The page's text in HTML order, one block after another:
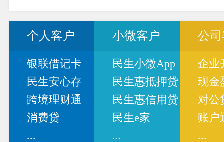
个人客户
银联借记卡
民生安心存
跨境理财通
消费贷
...
小微客户
民生小微App
民生惠抵押贷
民生惠信用贷
民生e家
...
公
企业
现金
对公
账户
...